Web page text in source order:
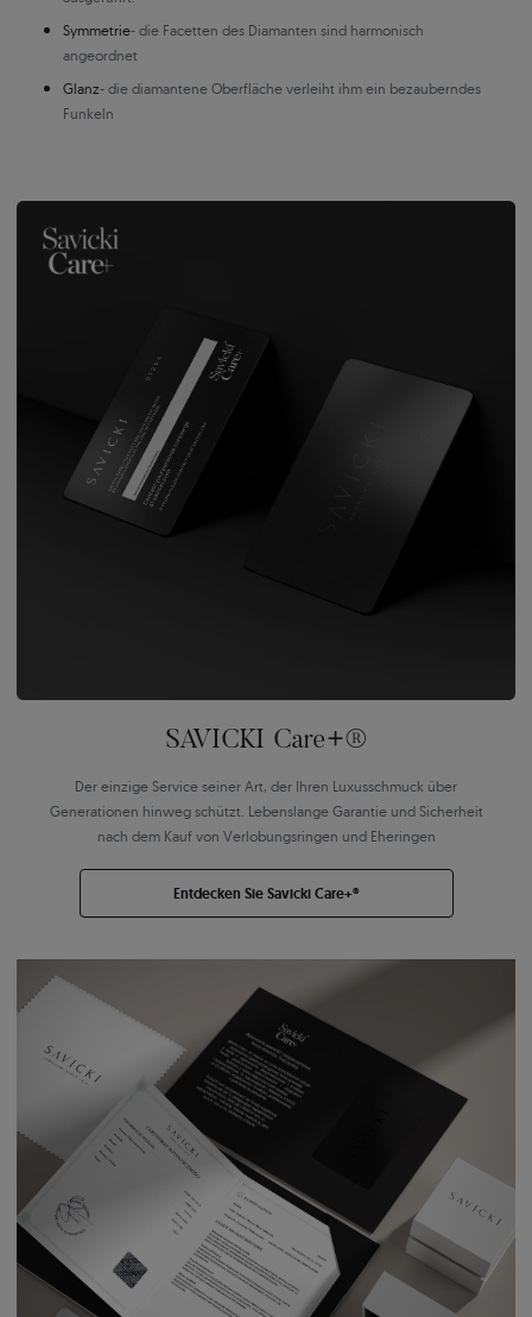
Symmetrie- die Facetten des Diamanten sind harmonisch
angeordnet
Glanz- die diamantene Oberfläche verleiht ihm ein bezauberndes
Funkeln
SAVICKI Care+®
Der einzige Service seiner Art, der Ihren Luxusschmuck über
Generationen hinweg schützt. Lebenslange Garantie und Sicherheit
nach dem Kauf von Verlobungsringen und Eheringen
Entdecken Sie Savicki Care+®